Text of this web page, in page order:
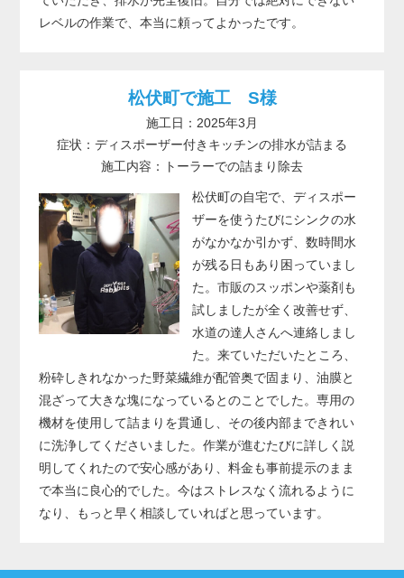
レベルの作業で、本当に頼ってよかったです。
松伏町で施工 S様
施工日：2025年3月
症状：ディスポーザー付きキッチンの排水が詰まる
施工内容：トーラーでの詰まり除去
松伏町の自宅で、ディスポー
ザーを使うたびにシンクの水
がなかなか引かず、数時間水
が残る日もあり困っていまし
た。市販のスッポンや薬剤も
試しましたが全く改善せず、
水道の達人さんへ連絡しまし
た。来ていただいたところ、
粉砕しきれなかった野菜繊維が配管奥で固まり、油膜と
混ざって大きな塊になっているとのことでした。専用の
機材を使用して詰まりを貫通し、その後内部まできれい
に洗浄してくださいました。作業が進むたびに詳しく説
明してくれたので安心感があり、料金も事前提示のまま
で本当に良心的でした。今はストレスなく流れるように
なり、もっと早く相談していればと思っています。